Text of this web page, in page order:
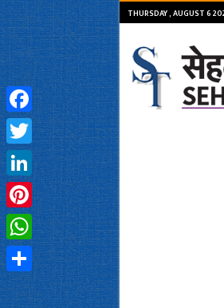
THURSDAY , AUGUST 6
Facebook
Twitter
LinkedIn
Pinterest
WhatsApp
Share